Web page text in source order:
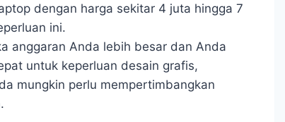
dengan harga sekitar 4 juta hingga 7
ini.
anggaran Anda lebih besar dan Anda
untuk keperluan desain grafis,
mungkin perlu mempertimbangkan